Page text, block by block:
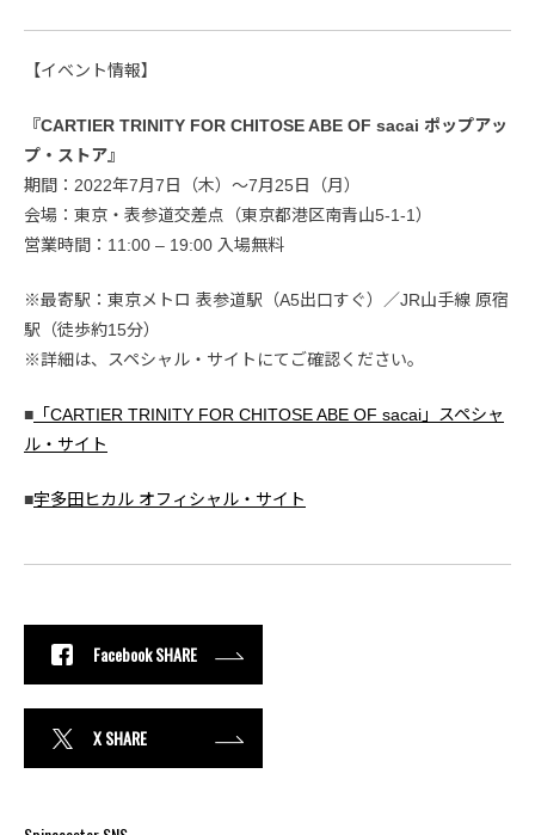
【イベント情報】
『CARTIER TRINITY FOR CHITOSE ABE OF sacai ポップアッ
プ・ストア』
期間：2022年7月7日（木）～7月25日（月）
会場：東京・表参道交差点（東京都港区南青山5-1-1）
営業時間：11:00 – 19:00 入場無料
※最寄駅：東京メトロ 表参道駅（A5出口すぐ）／JR山手線 原宿
駅（徒歩約15分）
※詳細は、スペシャル・サイトにてご確認ください。
■ 「CARTIER TRINITY FOR CHITOSE ABE OF sacai」スペシャ
ル・サイト
■宇多田ヒカル オフィシャル・サイト
Facebook SHARE
X SHARE